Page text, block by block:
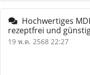
Hochwertiges
rezeptfrei und
19 พ.ค. 2568 22:27